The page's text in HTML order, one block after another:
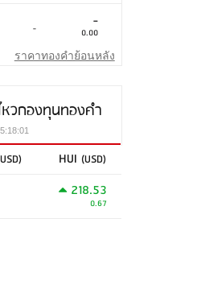
- -
0.00
ราคาทองคำย้อนหลัง
หวกองทุนทองคำ
HUI (USD)
218.53
0.67